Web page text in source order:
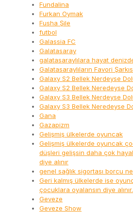
Fundalina
Furkan Oymak
Fusha Şile
futbol
Galassia FC
Galatasaray
galatasaraylılara hayat
Galatasaraylıların Favori
Galaxy S2 Bellek Nerdeyse
Galaxy S2 Bellek Neredeyse
Galaxy S3 Bellek Nerdeyse
Galaxy S3 Bellek Neredeyse
Gana
Gazapizm
Gelişmiş ülkelerde oyuncak
Gelişmiş ülkelerde oyuncak
düşleri gelişsin daha çok
diye alınır
genel sağlık sigortası borcu
Geri kalmış ülkelerde ise
çocuklara oyalansın diye alınır.
Geveze
Geveze Show